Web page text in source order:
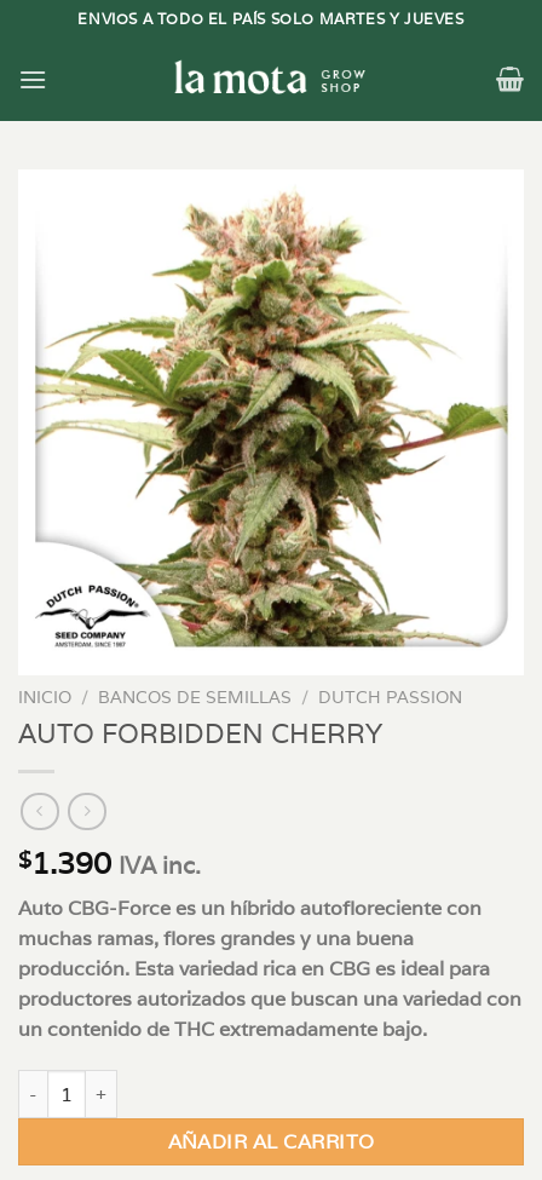
contenido
ENVIOS A TODO EL PAÍS SOLO MARTES Y JUEVES
INICIO / BANCOS DE SEMILLAS / DUTCH PASSION
AUTO FORBIDDEN CHERRY
$1.390 IVA inc.
Auto CBG-Force es un híbrido autofloreciente con
muchas ramas, flores grandes y una buena
producción. Esta variedad rica en CBG es ideal para
productores autorizados que buscan una variedad con
un contenido de THC extremadamente bajo.
AUTO FORBIDDEN CHERRY cantidad
AÑADIR AL CARRITO